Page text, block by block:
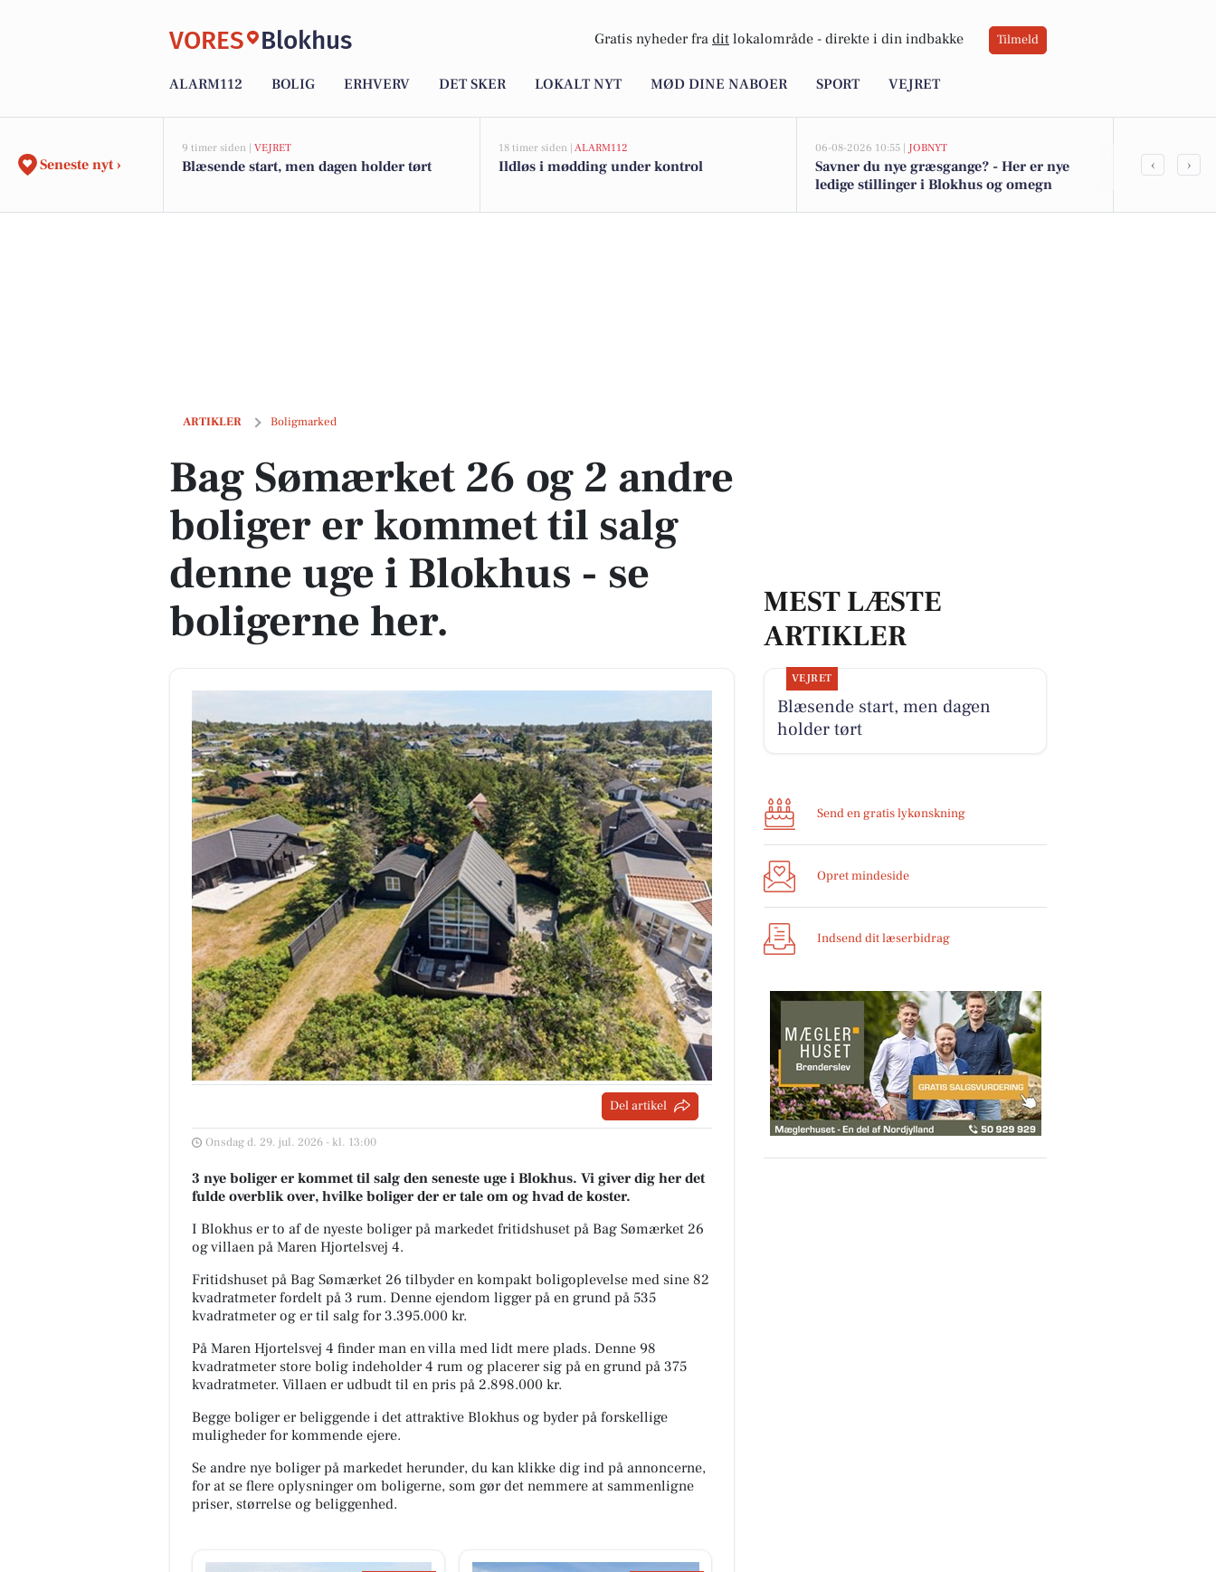
VORES Blokhus Gratis nyheder fra dit lokalområde - direkte i din indbakke Tilmeld
ALARM112 BOLIG ERHVERV DET SKER LOKALT NYT MØD DINE NABOER SPORT VEJRET
Seneste nyt ›
9 timer siden | VEJRET
Blæsende start, men dagen holder tørt
18 timer siden | ALARM112
Ildløs i mødding under kontrol
06-08-2026 10:55 | JOBNYT
Savner du nye græsgange? - Her er nye
ledige stillinger i Blokhus og omegn
Top 6 over
‹ ›
ARTIKLER Boligmarked
Bag Sømærket 26 og 2 andre boliger er kommet til salg denne uge i Blokhus - se boligerne her.
Bag Sømærket 26 og 2 andre
boliger er kommet til salg
denne uge i Blokhus - se
boligerne her.
Del artikel
Onsdag d. 29. jul. 2026 - kl. 13:00
3 nye boliger er kommet til salg den seneste uge i Blokhus. Vi giver dig her det
fulde overblik over, hvilke boliger der er tale om og hvad de koster.
I Blokhus er to af de nyeste boliger på markedet fritidshuset på Bag Sømærket 26
og villaen på Maren Hjortelsvej 4.
Fritidshuset på Bag Sømærket 26 tilbyder en kompakt boligoplevelse med sine 82
kvadratmeter fordelt på 3 rum. Denne ejendom ligger på en grund på 535
kvadratmeter og er til salg for 3.395.000 kr.
På Maren Hjortelsvej 4 finder man en villa med lidt mere plads. Denne 98
kvadratmeter store bolig indeholder 4 rum og placerer sig på en grund på 375
kvadratmeter. Villaen er udbudt til en pris på 2.898.000 kr.
Begge boliger er beliggende i det attraktive Blokhus og byder på forskellige
muligheder for kommende ejere.
Se andre nye boliger på markedet herunder, du kan klikke dig ind på annoncerne,
for at se flere oplysninger om boligerne, som gør det nemmere at sammenligne
priser, størrelse og beliggenhed.
MEST LÆSTE
ARTIKLER
VEJRET
Blæsende start, men dagen
holder tørt
Send en gratis lykønskning
Opret mindeside
Indsend dit læserbidrag